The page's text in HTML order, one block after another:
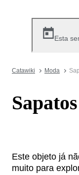
Esta
Catawiki Moda
Este objeto já
muito para